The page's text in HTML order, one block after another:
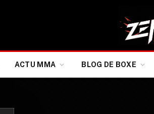
ACTU MMA BLOG DE BOXE